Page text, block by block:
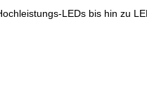
LEDs bis hin zu